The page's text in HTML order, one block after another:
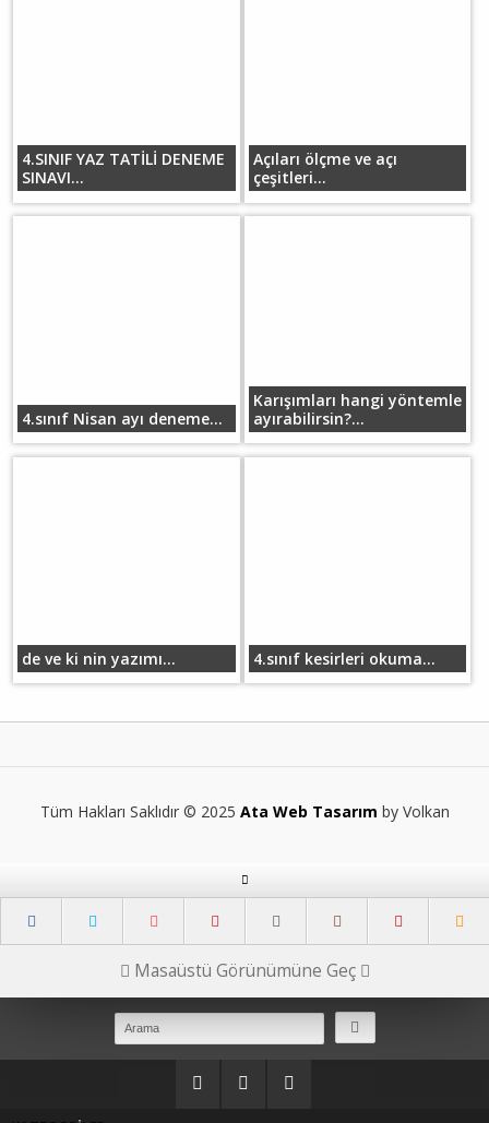
4.SINIF YAZ TATİLİ DENEME
SINAVI...
Açıları ölçme ve açı
çeşitleri...
4.sınıf Nisan ayı deneme...
Karışımları hangi yöntemle
ayırabilirsin?...
de ve ki nin yazımı... 4.sınıf kesirleri okuma...
Tüm Hakları Saklıdır © 2025 Ata Web Tasarım by Volkan
Masaüstü Görünümüne Geç